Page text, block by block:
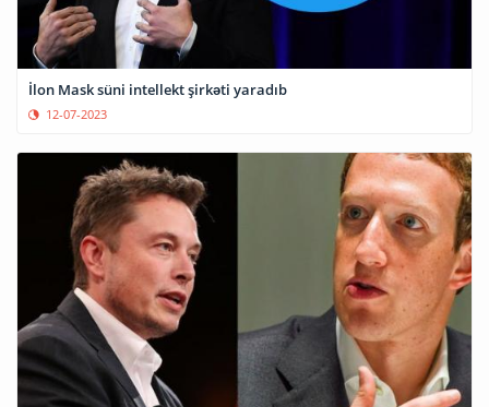
İlon Mask süni intellekt şirkəti yaradıb
12-07-2023